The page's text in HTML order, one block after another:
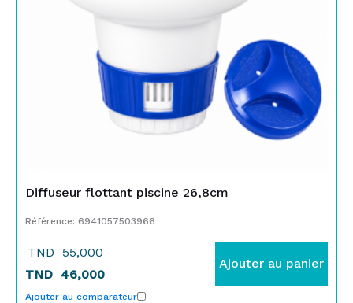
Diffuseur flottant piscine 26,8cm
Référence: 6941057503966
TND55,000
TND 46,000
Ajouter au panier
Ajouter au comparateur